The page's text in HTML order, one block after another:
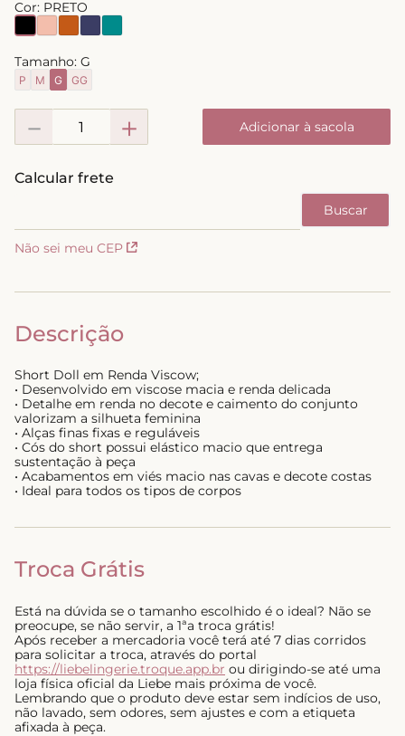
Cor: PRETO
Tamanho: G
P M G GG
＋
－ Adicionar à sacola
Não sei meu CEP
Descrição
Short Doll em Renda Viscow;
• Desenvolvido em viscose macia e renda delicada
• Detalhe em renda no decote e caimento do conjunto
valorizam a silhueta feminina
• Alças finas fixas e reguláveis
• Cós do short possui elástico macio que entrega
sustentação à peça
• Acabamentos em viés macio nas cavas e decote costas
• Ideal para todos os tipos de corpos
Troca Grátis
Está na dúvida se o tamanho escolhido é o ideal? Não se
preocupe, se não servir, a 1ªa troca grátis!
Após receber a mercadoria você terá até 7 dias corridos
para solicitar a troca, através do portal
https://liebelingerie.troque.app.br ou dirigindo-se até uma
loja física oficial da Liebe mais próxima de você.
Lembrando que o produto deve estar sem indícios de uso,
não lavado, sem odores, sem ajustes e com a etiqueta
afixada à peça.
short doll
calcinha